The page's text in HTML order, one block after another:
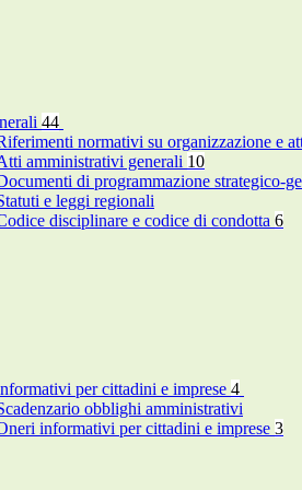
44
normativi su organizzazione e
amministrativi generali 10
di programmazione strategico-
e leggi regionali
disciplinare e codice di condotta 6
per cittadini e imprese 4
obblighi amministrativi
informativi per cittadini e imprese 3